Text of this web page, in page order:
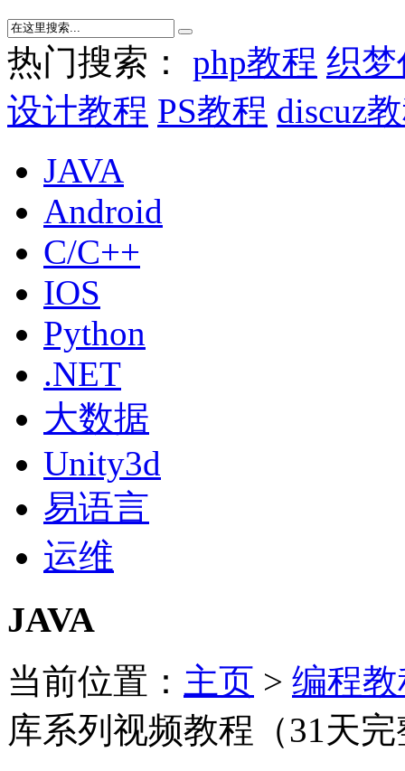
热门搜索： php教程 织
设计教程 PS教程 discuz
JAVA
Android
C/C++
IOS
Python
.NET
大数据
Unity3d
易语言
运维
JAVA
当前位置： 主页 > 编程
库系列视频教程（31天